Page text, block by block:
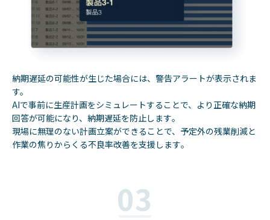
納期遅延の可能性が生じた場合には、警告アラートが表示されま
す。
AIで事前に生産計画をシミュレートすることで、より正確な納期
回答が可能になり、納期遅延を防止します​。
現場に無理のない計画立案ができることで、予定外の残業削減と
作業の焦りからくる不良率改善を支援します​。
03